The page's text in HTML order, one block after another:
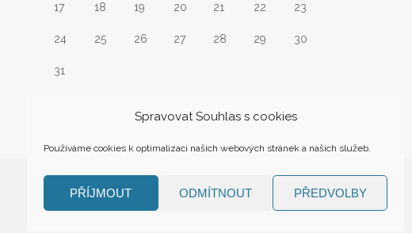
Spravovat Souhlas s cookies
Používáme cookies k optimalizaci našich webových stránek a našich služeb.
PŘÍJMOUT ODMÍTNOUT PŘEDVOLBY
17 18 19 20 21 22 23
24 25 26 27 28 29 30
31